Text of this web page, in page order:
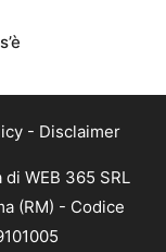
- Disclaimer
WEB 365 SRL
(RM) - Codice